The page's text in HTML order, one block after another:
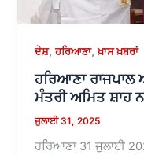
ਦੇਸ਼,ਹਰਿਆਣਾ,ਖ਼ਾਸ ਖ਼ਬਰਾਂ
ਹਰਿਆਣਾ ਰਾਜਪਾਲ
ਮੰਤਰੀ ਅਮਿਤ ਸ਼ਾਹ
ਜੁਲਾਈ 31, 2025
ਹਰਿਆਣਾ 31 ਜੁਲਾਈ